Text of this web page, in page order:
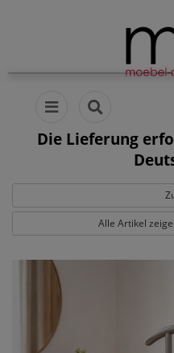
Die Lieferung
Alle Artikel